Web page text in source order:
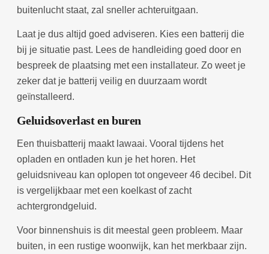
buitenlucht staat, zal sneller achteruitgaan.
Laat je dus altijd goed adviseren. Kies een batterij die
bij je situatie past. Lees de handleiding goed door en
bespreek de plaatsing met een installateur. Zo weet je
zeker dat je batterij veilig en duurzaam wordt
geïnstalleerd.
Geluidsoverlast en buren
Een thuisbatterij maakt lawaai. Vooral tijdens het
opladen en ontladen kun je het horen. Het
geluidsniveau kan oplopen tot ongeveer 46 decibel. Dit
is vergelijkbaar met een koelkast of zacht
achtergrondgeluid.
Voor binnenshuis is dit meestal geen probleem. Maar
buiten, in een rustige woonwijk, kan het merkbaar zijn.